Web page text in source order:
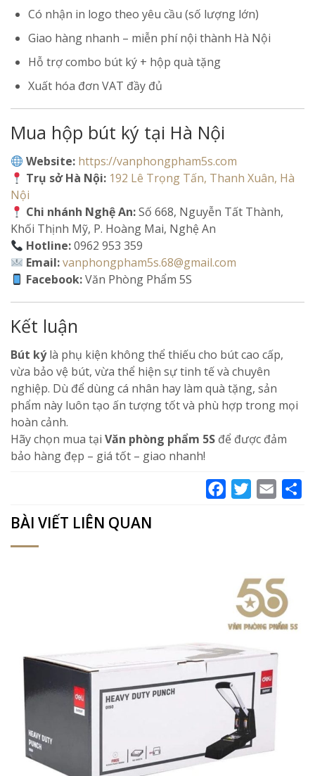
Có nhận in logo theo yêu cầu (số lượng lớn)
Giao hàng nhanh – miễn phí nội thành Hà Nội
Hỗ trợ combo bút ký + hộp quà tặng
Xuất hóa đơn VAT đầy đủ
Mua hộp bút ký tại Hà Nội
Website: https://vanphongpham5s.com
Trụ sở Hà Nội: 192 Lê Trọng Tấn, Thanh Xuân, Hà
Nội
Chi nhánh Nghệ An:Số 668, Nguyễn Tất Thành,
Khối Thịnh Mỹ, P. Hoàng Mai, Nghệ An
Hotline:0962 953 359
Email:vanphongpham5s.68@gmail.com
Facebook:Văn Phòng Phẩm 5S
Kết luận
Bút kýlà phụ kiện không thể thiếu cho bút cao cấp,
vừa bảo vệ bút, vừa thể hiện sự tinh tế và chuyên
nghiệp. Dù để dùng cá nhân hay làm quà tặng, sản
phẩm này luôn tạo ấn tượng tốt và phù hợp trong mọi
hoàn cảnh.
Hãy chọn mua tại Văn phòng phẩm 5S để được đảm
bảo hàng đẹp – giá tốt – giao nhanh!
FacebookTwitterEmail
BÀI VIẾT LIÊN QUAN